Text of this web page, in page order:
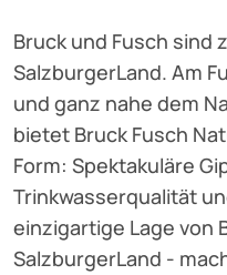
Bruck und Fusch sind
SalzburgerLand. Am
und ganz nahe dem
bietet Bruck Fusch
Form: Spektakuläre
Trinkwasserqualität
einzigartige Lage von
SalzburgerLand -